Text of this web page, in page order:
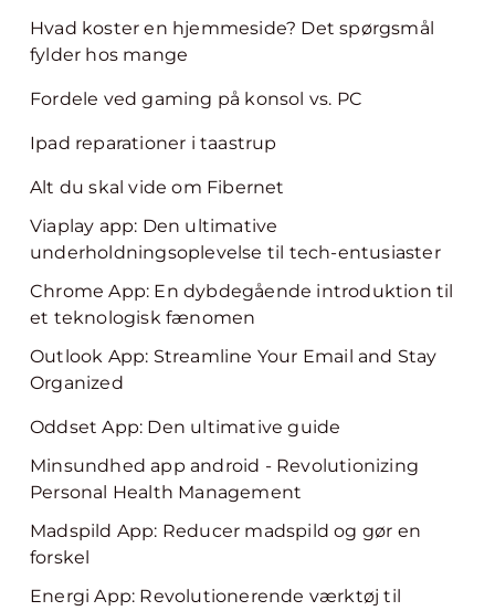
Hvad koster en hjemmeside? Det spørgsmål
fylder hos mange
Fordele ved gaming på konsol vs. PC
Ipad reparationer i taastrup
Alt du skal vide om Fibernet
Viaplay app: Den ultimative
underholdningsoplevelse til tech-entusiaster
Chrome App: En dybdegående introduktion til
et teknologisk fænomen
Outlook App: Streamline Your Email and Stay
Organized
Oddset App: Den ultimative guide
Minsundhed app android - Revolutionizing
Personal Health Management
Madspild App: Reducer madspild og gør en
forskel
Energi App: Revolutionerende værktøj til